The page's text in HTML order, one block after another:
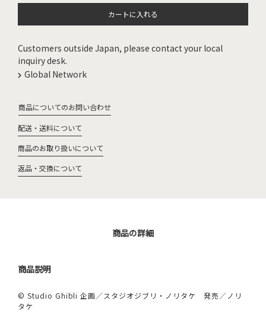
カートに入れる
Customers outside Japan, please contact your local
inquiry desk.
Global Network
商品についてのお問い合わせ
配送・送料について
商品のお取り扱いについて
返品・交換について
商品の詳細
商品説明
© Studio Ghibli 企画／スタジオジブリ・ノリタケ 発売／ノリ
タケ